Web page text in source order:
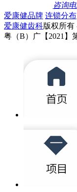
咨询
爱康健品牌 连锁分布
爱康健齿科版权所有
粤（B）广【2021】